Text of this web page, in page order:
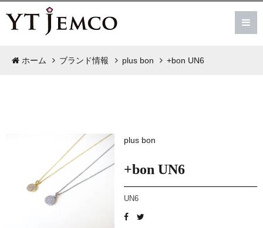
ホーム ブランド情報 plus bon +bon UN6
plus bon
+bon UN6
UN6